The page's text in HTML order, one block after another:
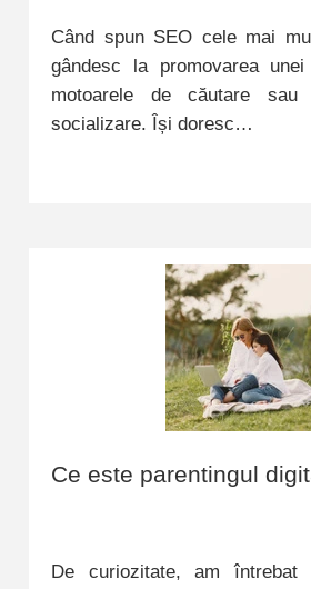
Când spun SEO cele mai
gândesc la promovarea
motoarele de căutare
socializare. Își doresc…
Ce este parentingul
De curiozitate, am